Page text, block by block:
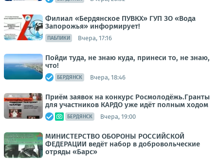
Филиал «Бердянское ПУВКХ» ГУП ЗО «Вода
Запорожья» информирует!
ПАБЛИКИ Вчера, 17:16
Пойди туда, не знаю куда, принеси то, не знаю,
что!
БЕРДЯНСК Вчера, 18:46
Приём заявок на конкурс Росмолодёжь.Гранты
для участников КАРДО уже идёт полным ходом
БЕРДЯНСК Вчера, 19:00
МИНИСТЕРСТВО ОБОРОНЫ РОССИЙСКОЙ
ФЕДЕРАЦИИ ведёт набор в добровольческие
отряды «Барс»